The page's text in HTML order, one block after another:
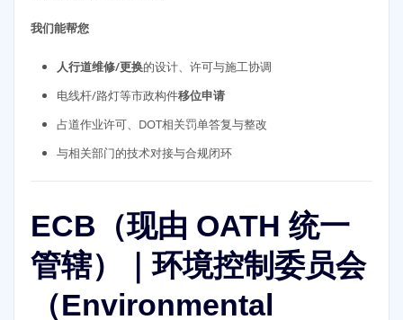
我们能帮您
人行道维修/更换的设计、许可与施工协调
电线杆/路灯等市政构件移位申请
占道作业许可、DOT相关罚单答复与整改
与相关部门的技术对接与合规闭环
ECB（现由 OATH 统一
管辖）｜环境控制委员会
（Environmental